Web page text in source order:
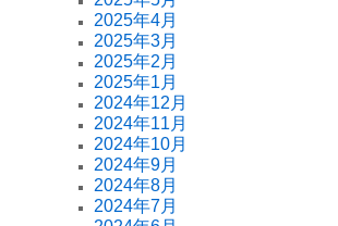
2025年4月
2025年3月
2025年2月
2025年1月
2024年12月
2024年11月
2024年10月
2024年9月
2024年8月
2024年7月